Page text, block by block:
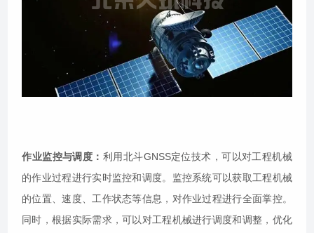
作业监控与调度： 利用北斗GNSS定位技术，可以对工程机械
的作业过程进行实时监控和调度。监控系统可以获取工程机械
的位置、速度、工作状态等信息，对作业过程进行全面掌控。
同时，根据实际需求，可以对工程机械进行调度和调整，优化